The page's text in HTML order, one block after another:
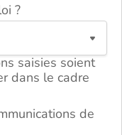
?
saisies soient
dans le cadre
de